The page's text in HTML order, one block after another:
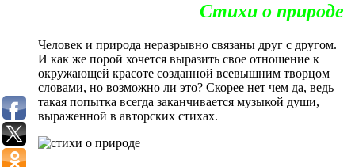
Стихи о природе
Человек и природа неразрывно связаны друг с другом.
И как же порой хочется выразить свое отношение к
окружающей красоте созданной всевышним творцом
словами, но возможно ли это? Скорее нет чем да, ведь
такая попытка всегда заканчивается музыкой души,
выраженной в авторских стихах.